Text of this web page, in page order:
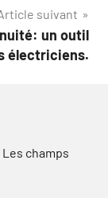
suivant
un outil
électriciens.
Les champs